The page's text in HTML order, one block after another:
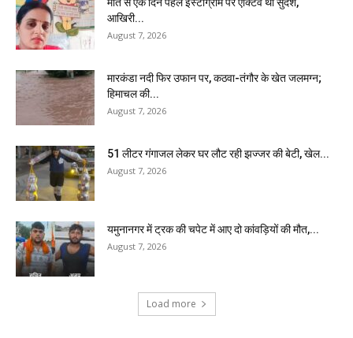
आखिरी...
August 7, 2026
मारकंडा नदी फिर उफान पर, कठवा-तंगौर के खेत जलमग्न;
हिमाचल की...
August 7, 2026
51 लीटर गंगाजल लेकर घर लौट रही झज्जर की बेटी, खेल...
August 7, 2026
यमुनानगर में ट्रक की चपेट में आए दो कांवड़ियों की मौत,...
August 7, 2026
Load more